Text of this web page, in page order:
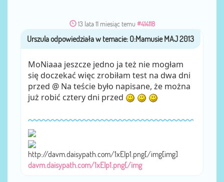
13 lata 11 miesiąc temu #414118
przezUrszula
MoNiaaa jeszcze jedno ja też nie mogłam
się doczekać więc zrobiłam test na dwa dni
przed @ Na teście było napisane, że można
już robić cztery dni przed
http://davm.daisypath.com/1xEIp1.png[/img[img]
davm.daisypath.com/1xEIp1.png[/img